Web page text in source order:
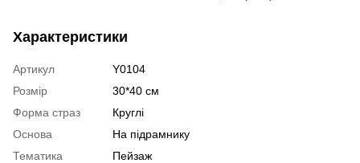
Характеристики
Артикул
Y0104
Розмір
30*40 см
Форма страз
Круглі
Основа
На підрамнику
Тематика
Пейзаж